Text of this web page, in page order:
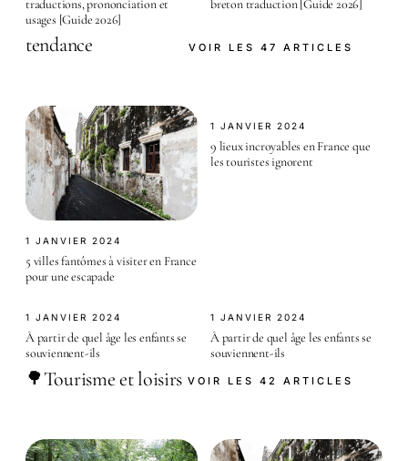
traductions, prononciation et
usages [Guide 2026]
breton traduction [Guide 2026]
tendance VOIR LES 47 ARTICLES
1 JANVIER 2024
5 villes fantômes à visiter en France
pour une escapade
1 JANVIER 2024
9 lieux incroyables en France que
les touristes ignorent
1 JANVIER 2024
À partir de quel âge les enfants se
souviennent-ils
1 JANVIER 2024
À partir de quel âge les enfants se
souviennent-ils
🌳Tourisme et loisirs VOIR LES 42 ARTICLES